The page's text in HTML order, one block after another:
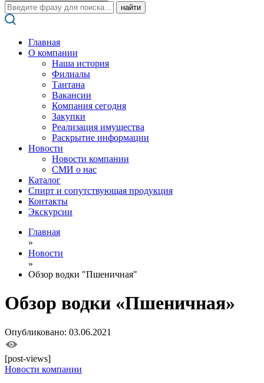
Поиск:
Главная
О компании
Наша история
Филиалы
Тантана
Вакансии
Компания сегодня
Закупки
Реализация имущества
Раскрытие информации
Новости
Новости компании
СМИ о нас
Каталог
Спирт и сопутствующая продукция
Контакты
Экскурсии
Главная
»
Новости
»
Обзор водки "Пшеничная"
Обзор водки «Пшеничная»
Опубликовано: 03.06.2021
[post-views]
Новости компании